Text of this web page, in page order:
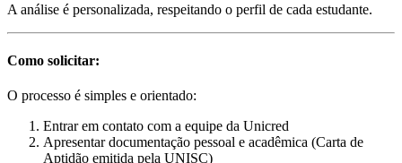
A análise é personalizada, respeitando o perfil de cada estudante.
Como solicitar:
O processo é simples e orientado:
Entrar em contato com a equipe da Unicred
Apresentar documentação pessoal e acadêmica (Carta de
Aptidão emitida pela UNISC)